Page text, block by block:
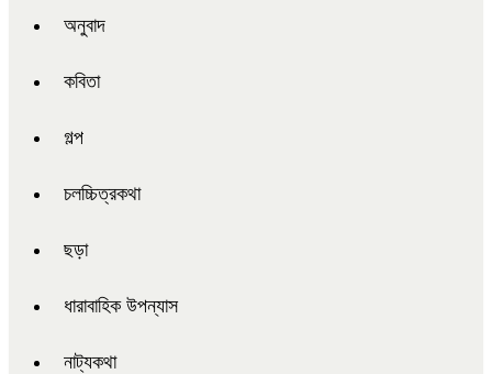
অনুবাদ
কবিতা
গল্প
চলচ্চিত্রকথা
ছড়া
ধারাবাহিক উপন্যাস
নাট্যকথা